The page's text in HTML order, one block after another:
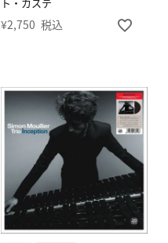
¥2,750 税込